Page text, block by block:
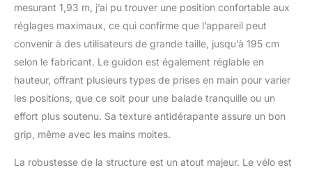
𝗗𝗜𝗙𝗙𝗜𝗖𝗜𝗟𝗘: Ce vélo
d'intérieur est doté d'une
résistance magnétique
améliorée, sans
grincement des patins en
feutre de laine et sans
entretien, offrant une
plage de résistance
réglable plus large, avec
20 % pour
mesurant 1,93 m, j’ai pu trouver une position confortable aux
réglages maximaux, ce qui confirme que l’appareil peut
convenir à des utilisateurs de grande taille, jusqu’à 195 cm
selon le fabricant. Le guidon est également réglable en
hauteur, offrant plusieurs types de prises en main pour varier
les positions, que ce soit pour une balade tranquille ou un
effort plus soutenu. Sa texture antidérapante assure un bon
grip, même avec les mains moites.
La robustesse de la structure est un atout majeur. Le vélo est